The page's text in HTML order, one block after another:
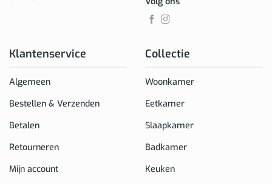
Klantenservice
Algemeen
Bestellen & Verzenden
Betalen
Retourneren
Mijn account
Collectie
Woonkamer
Eetkamer
Slaapkamer
Badkamer
Keuken